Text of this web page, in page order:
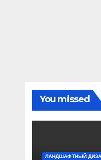
You missed
ЛАНДШАФТНЫЙ